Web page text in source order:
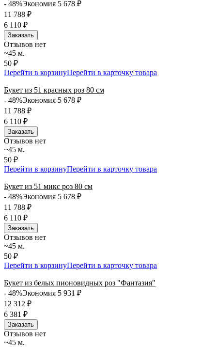
- 48%Экономия 5 678 ₽
11 788 ₽
6 110 ₽
Заказать
Отзывов нет
~45 м.
50 ₽
Перейти в корзинуПерейти в карточку товара
Букет из 51 красных роз 80 см
- 48%Экономия 5 678 ₽
11 788 ₽
6 110 ₽
Заказать
Отзывов нет
~45 м.
50 ₽
Перейти в корзинуПерейти в карточку товара
Букет из 51 микс роз 80 см
- 48%Экономия 5 678 ₽
11 788 ₽
6 110 ₽
Заказать
Отзывов нет
~45 м.
50 ₽
Перейти в корзинуПерейти в карточку товара
Букет из белых пионовидных роз "Фантазия"
- 48%Экономия 5 931 ₽
12 312 ₽
6 381 ₽
Заказать
Отзывов нет
~45 м.